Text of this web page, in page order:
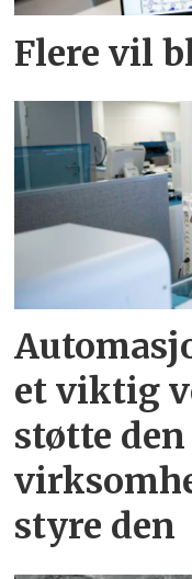
Flere vil
et viktig
støtte
styre den